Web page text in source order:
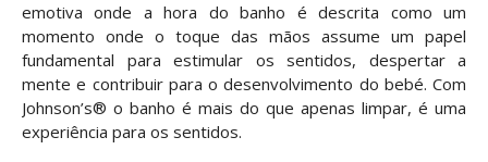
emotiva onde a hora do banho é descrita como um
momento onde o toque das mãos assume um papel
fundamental para estimular os sentidos, despertar a
mente e contribuir para o desenvolvimento do bebé. Com
Johnson’s® o banho é mais do que apenas limpar, é uma
experiência para os sentidos.